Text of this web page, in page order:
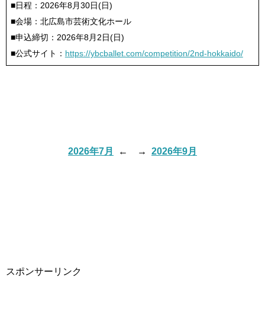
■日程：2026年8月30日(日)
■会場：北広島市芸術文化ホール
■申込締切：2026年8月2日(日)
■公式サイト： https://ybcballet.com/competition/2nd-hokkaido/
2026年7月 ← → 2026年9月
スポンサーリンク